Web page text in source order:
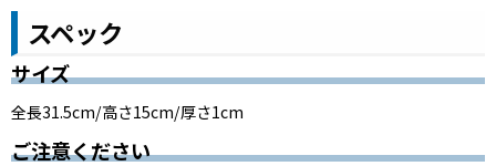
スペック
サイズ
全長31.5cm/高さ15cm/厚さ1cm
ご注意ください